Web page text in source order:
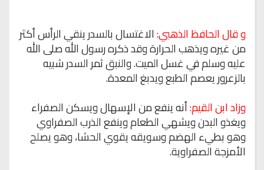
و قال الحافظ الذهبي:الاغتسال بالسدر ينقي الرأس أكثر
من غيره ويذهب الحرارة وقد ذكره رسول الله صلى الله
عليه وسلم في غسل الميت. والنبق ثمر السدر شبيه
بالزعرور يعصم الطبع ويدبغ المعدة.
وزاد ابن القيم:أنه ينفع من الإسهال ويسكن الصفراء
ويغذو البدن ويشهي الطعام وينفع الذرب الصفراوي
وهو بطيء الهضم وسويقه يقوي الحشا، وهو يصلح
الأمزجة الصفراوية.